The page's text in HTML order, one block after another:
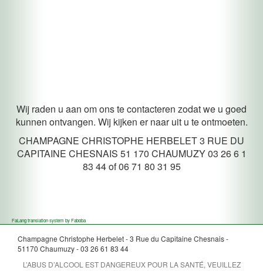
Wij raden u aan om ons te contacteren zodat we u goed
kunnen ontvangen. Wij kijken er naar uit u te ontmoeten.
CHAMPAGNE CHRISTOPHE HERBELET 3 RUE DU
CAPITAINE CHESNAIS 51 170 CHAUMUZY 03 26 6 1
83 44 of 06 71 80 31 95
FaLang translation system by Faboba
Champagne Christophe Herbelet - 3 Rue du Capitaine Chesnais -
51170 Chaumuzy - 03 26 61 83 44
L’ABUS D’ALCOOL EST DANGEREUX POUR LA SANTÉ, VEUILLEZ